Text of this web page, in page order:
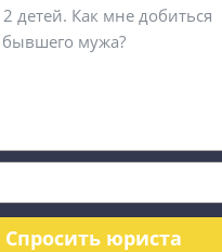
Спросить юриста